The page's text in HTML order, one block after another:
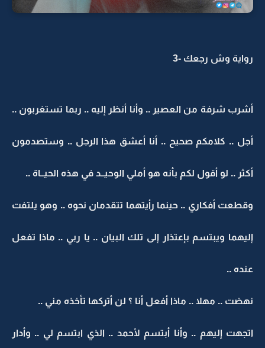
رواية وش رجعك -3
أشرب شرفة من العصير .. وأنا أنظر إليه .. ربما تستغربون ..
أجل .. كلامكم صحيح .. أنا أعشق هذا الرجل .. وستصدمون
أكثر .. لو أقول لكم بأنه هو أملي الوحيــد في هذه الحيــاة ..
وقطعت أفكاري .. حينما رأيتهما تتقدمان نحوه .. وهو يلتفت
إليهما ويبتسم بإعتذار إلى تلك البيان .. يا ربي .. ماذا تفعل
عنده ..
نهضت .. مهلا .. ماذا أفعل أنا ؟ لن أتركها تأخذه مني ..
اتجهت إليهم .. وأنا أبتسم لأحمد .. الذي ابتسم لي .. وأدار